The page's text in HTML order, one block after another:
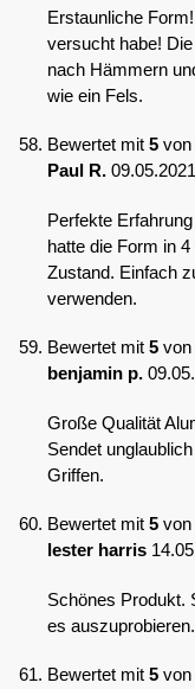
Erstaunliche
versucht habe!
nach Hämmern
wie ein Fels.
Bewertet mit 5 von
Paul R. 09.05.2021
Perfekte
hatte die Form in
Zustand. Einfach
verwenden.
Bewertet mit 5 von
benjamin p.
Große Qualität
Sendet
Griffen.
Bewertet mit 5 von
lester harris
Schönes Produkt.
es auszuprobieren.
Bewertet mit 5 von